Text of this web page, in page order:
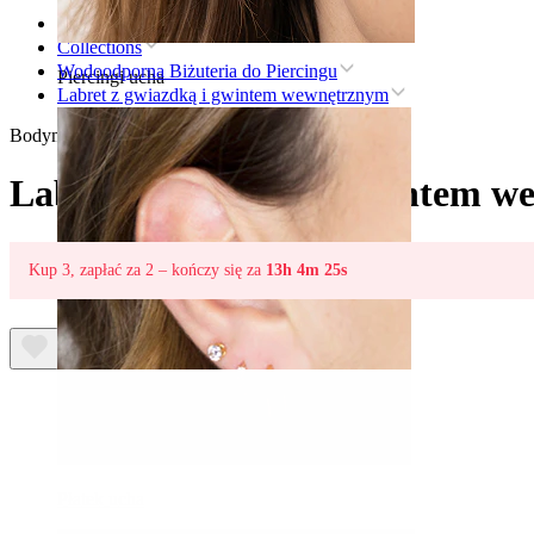
Piercingi ucha
Strona główna
Collections
Wodoodporna Biżuteria do Piercingu
Labret z gwiazdką i gwintem wewnętrznym
Bodymod Essentials
Labret z gwiazdką i gwintem
Kup 3, zapłać za 2 – kończy się za 13h 4m 25s